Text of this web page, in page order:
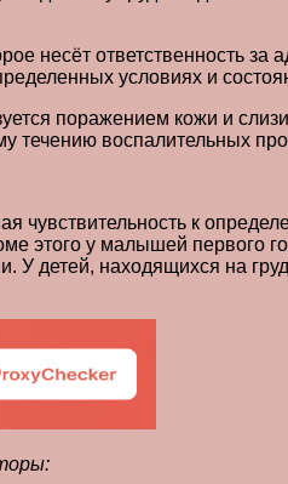
несёт ответственность
условиях и
поражением кожи и
течению воспалительных
чувствительность к
этого у малышей первого
детей, находящихся на